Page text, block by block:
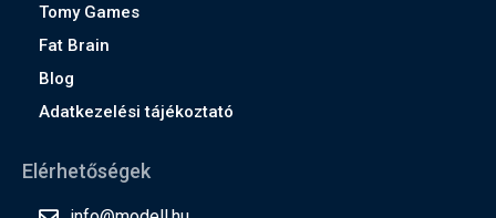
Tomy Games
Fat Brain
Blog
Adatkezelési tájékoztató
Elérhetőségek